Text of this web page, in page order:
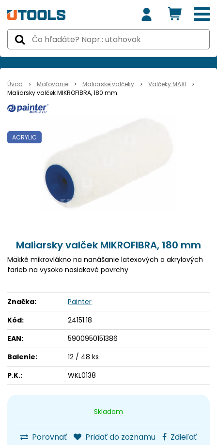
Úvod Maľovanie Maliarske valčeky
Valčeky MAXI
Maliarsky valček MIKROFIBRA, 180 mm
ACRYLIC
Skladom
Porovnať Pridať do zoznamu
Zdieľať
Maliarsky valček MIKROFIBRA, 180 mm
Mäkké mikrovlákno na nanášanie latexových a akrylových
farieb na vysoko nasiakavé povrchy
Značka:
Painter
Kód:
24151.18
EAN:
5900950151386
Balenie:
12 / 48 ks
P.K.:
WKL0138